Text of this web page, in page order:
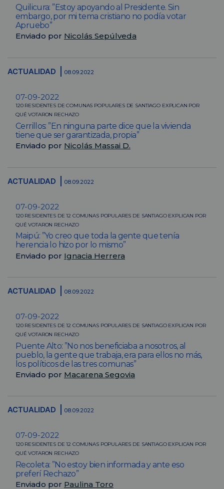
Quilicura: ”Estoy apoyando al Presidente. Sin
embargo, por mi tema cristiano no podía votar
Apruebo”
Enviado por Nicolás Sepúlveda
ACTUALIDAD 08.09.2022
07-09-2022
120 RESIDENTES DE COMUNAS POPULARES DE SANTIAGO EXPLICAN POR
QUÉ VOTARON RECHAZO
Cerrillos: ”En ninguna parte dice que la vivienda
tiene que ser garantizada, propia”
Enviado por Nicolás Massai D.
ACTUALIDAD 08.09.2022
07-09-2022
120 RESIDENTES DE 12 COMUNAS POPULARES DE SANTIAGO EXPLICAN POR
QUÉ VOTARON RECHAZO
Maipú: ”Yo creo que toda la gente que tenía
herencia lo hizo por lo mismo”
Enviado por Ignacia Herrera
ACTUALIDAD 08.09.2022
07-09-2022
120 RESIDENTES DE 12 COMUNAS POPULARES DE SANTIAGO EXPLICAN POR
QUÉ VOTARON RECHAZO
Puente Alto: ”No nos beneficiaba a nosotros, al
pueblo, la gente que trabaja, era para ellos no más,
los políticos de las tres comunas”
Enviado por Macarena Segovia
ACTUALIDAD 08.09.2022
07-09-2022
120 RESIDENTES DE 12 COMUNAS POPULARES DE SANTIAGO EXPLICAN POR
QUÉ VOTARON RECHAZO
Recoleta: ”No estoy bien informada y ante eso
preferí Rechazo”
Enviado por Paulina Toro